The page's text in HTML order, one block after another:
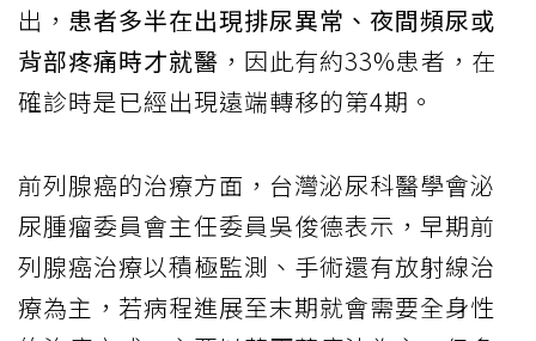
出， 患者多半在出現排尿異常、夜間頻尿或
背部疼痛時才就醫 ，因此有約33%患者，在
確診時是已經出現遠端轉移的第4期。
前列腺癌的治療方面，台灣泌尿科醫學會泌
尿腫瘤委員會主任委員吳俊德表示，早期前
列腺癌治療以積極監測、手術還有放射線治
療為主，若病程進展至末期就會需要全身性